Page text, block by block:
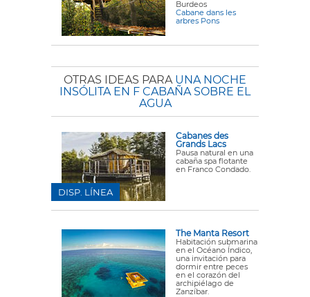
Burdeos
Cabane dans les
arbres Pons
OTRAS IDEAS PARA UNA NOCHE
INSÓLITA EN F CABAÑA SOBRE EL
AGUA
Cabanes des
Grands Lacs
Pausa natural en una
cabaña spa flotante
en Franco Condado.
DISP. LÍNEA
The Manta Resort
Habitación submarina
en el Océano Índico,
una invitación para
dormir entre peces
en el corazón del
archipiélago de
Zanzíbar.